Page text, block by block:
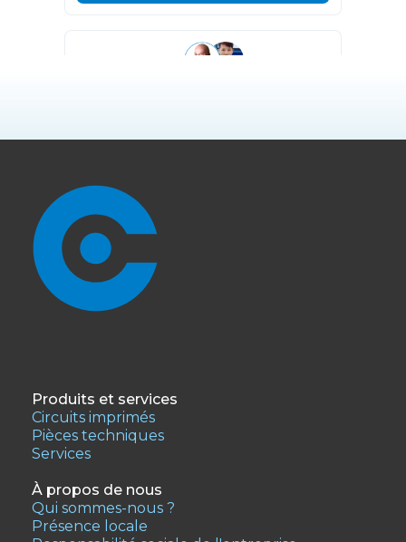
Produits et services
Circuits imprimés
Pièces techniques
Services
À propos de nous
Qui sommes-nous ?
Présence locale